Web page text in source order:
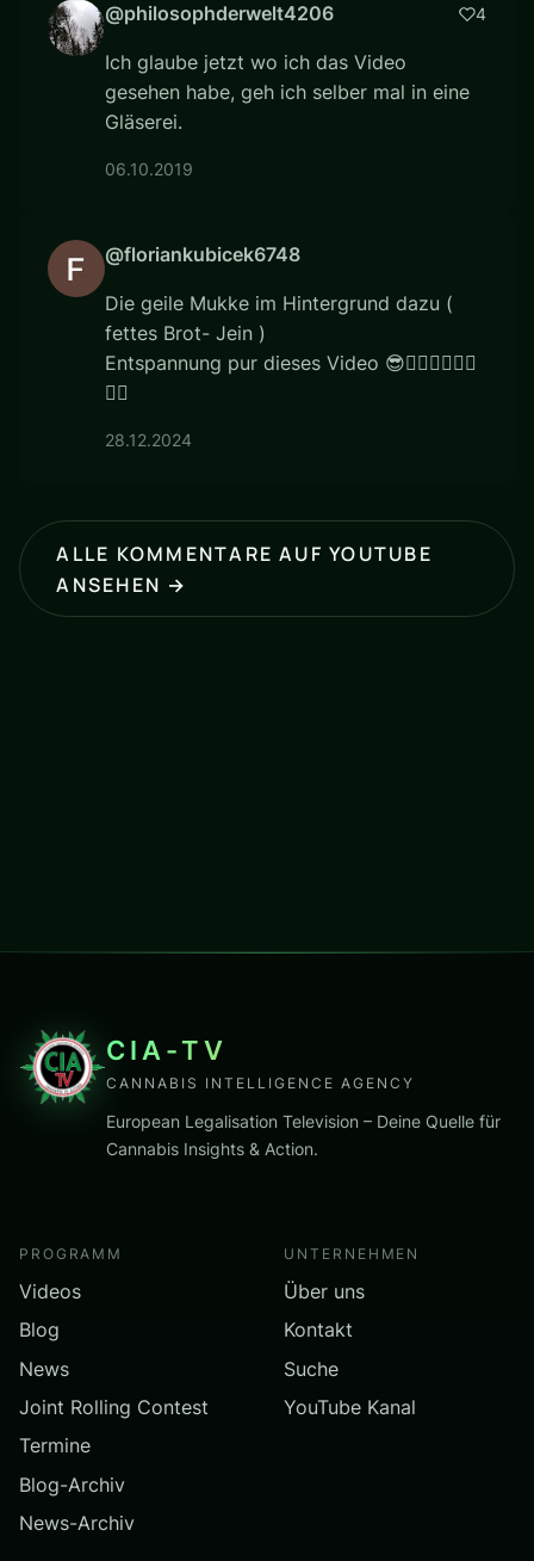
@philosophderwelt4206 4
Ich glaube jetzt wo ich das Video
gesehen habe, geh ich selber mal in eine
Gläserei.
06.10.2019
@floriankubicek6748
Die geile Mukke im Hintergrund dazu (
fettes Brot- Jein )
Entspannung pur dieses Video 😎👍🏻👍🏻👍🏻
👍🏻
28.12.2024
ALLE KOMMENTARE AUF YOUTUBE
ANSEHEN →
CIA-TV
CANNABIS INTELLIGENCE AGENCY
European Legalisation Television – Deine Quelle für
Cannabis Insights & Action.
PROGRAMM
Videos
Blog
News
Joint Rolling Contest
Termine
Blog-Archiv
News-Archiv
UNTERNEHMEN
Über uns
Kontakt
Suche
YouTube Kanal